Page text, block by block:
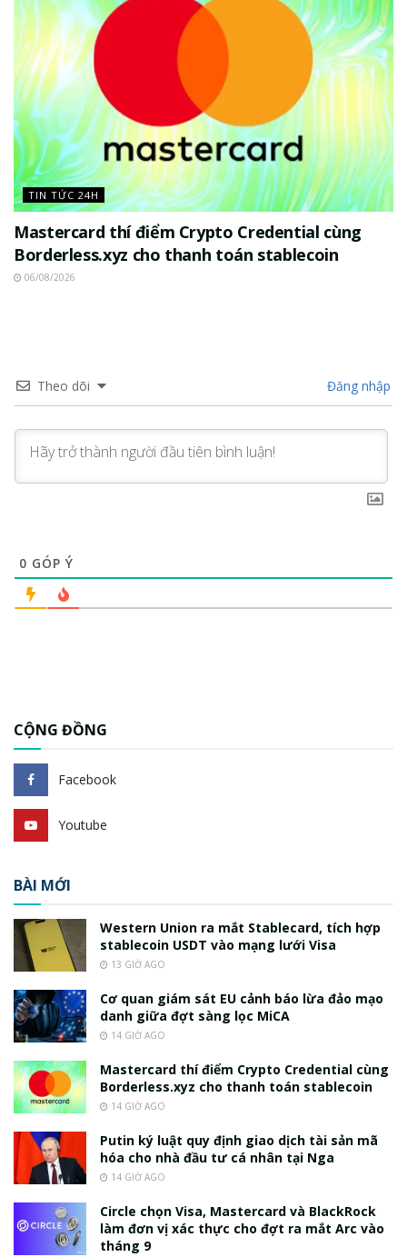
TIN TỨC 24H
Mastercard thí điểm Crypto Credential cùng
Borderless.xyz cho thanh toán stablecoin
06/08/2026
Theo dõi Đăng nhập
0 GÓP Ý
CỘNG ĐỒNG
Facebook
Youtube
BÀI MỚI
Western Union ra mắt Stablecard, tích hợp
stablecoin USDT vào mạng lưới Visa
13 GIỜ AGO
Cơ quan giám sát EU cảnh báo lừa đảo mạo
danh giữa đợt sàng lọc MiCA
14 GIỜ AGO
Mastercard thí điểm Crypto Credential cùng
Borderless.xyz cho thanh toán stablecoin
14 GIỜ AGO
Putin ký luật quy định giao dịch tài sản mã
hóa cho nhà đầu tư cá nhân tại Nga
14 GIỜ AGO
Circle chọn Visa, Mastercard và BlackRock
làm đơn vị xác thực cho đợt ra mắt Arc vào
tháng 9